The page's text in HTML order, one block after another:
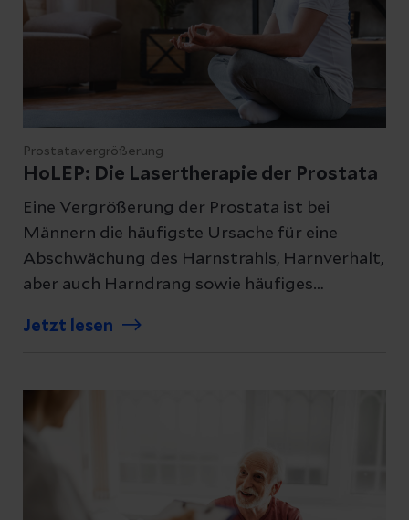
Prostatavergrößerung
HoLEP: Die Lasertherapie der Prostata
Eine Vergrößerung der Prostata ist bei
Männern die häufigste Ursache für eine
Abschwächung des Harnstrahls, Harnverhalt,
aber auch Harndrang sowie häufiges
Therapie kann hier helfen.
Jetzt lesen